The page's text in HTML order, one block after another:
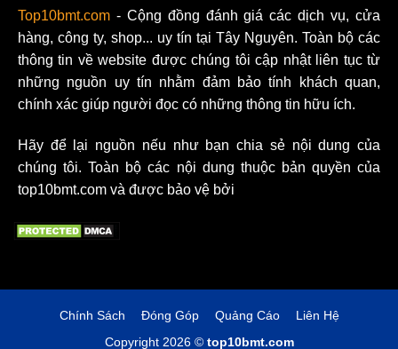
Top10bmt.com - Cộng đồng đánh giá các dịch vụ, cửa
hàng, công ty, shop... uy tín tại Tây Nguyên. Toàn bộ các
thông tin về website được chúng tôi cập nhật liên tục từ
những nguồn uy tín nhằm đảm bảo tính khách quan,
chính xác giúp người đọc có những thông tin hữu ích.
Hãy để lại nguồn nếu như bạn chia sẻ nội dung của
chúng tôi. Toàn bộ các nội dung thuộc bản quyền của
top10bmt.com và được bảo vệ bởi
Chính Sách Đóng Góp Quảng Cáo
Liên Hệ
Copyright 2026 © top10bmt.com